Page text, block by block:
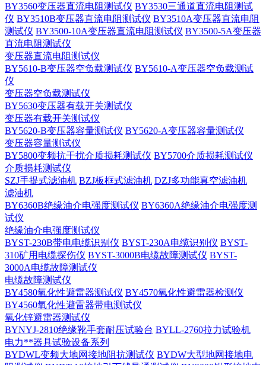
BY3560变压器直流电阻测试仪 BY3530三通道直流电阻测试
仪 BY3510B变压器直流电阻测试仪 BY3510A变压器直流电阻
测试仪 BY3500-10A变压器直流电阻测试仪 BY3500-5A变压器
直流电阻测试仪
变压器直流电阻测试仪
BY5610-B变压器空负载测试仪 BY5610-A变压器空负载测试
仪
变压器空负载测试仪
BY5630变压器有载开关测试仪
变压器有载开关测试仪
BY5620-B变压器容量测试仪 BY5620-A变压器容量测试仪
变压器容量测试仪
BY5800变频抗干扰介质损耗测试仪 BY5700介质损耗测试仪
介质损耗测试仪
SZJ手提式滤油机 BZJ板框式滤油机 DZJ多功能真空滤油机
滤油机
BY6360B绝缘油介电强度测试仪 BY6360A绝缘油介电强度测
试仪
绝缘油介电强度测试仪
BYST-230B带电电缆识别仪 BYST-230A电缆识别仪 BYST-
310矿用电缆探伤仪 BYST-3000B电缆故障测试仪 BYST-
3000A电缆故障测试仪
电缆故障测试仪
BY4580氧化性避雷器测试仪 BY4570氧化性避雷器检测仪
BY4560氧化性避雷器带电测试仪
氧化锌避雷器测试仪
BYNYJ-2810绝缘靴手套耐压试验台 BYLL-2760拉力试验机
电力**器具试验设备系列
BYDWL变频大地网接地阻抗测试仪 BYDW大型地网接地电